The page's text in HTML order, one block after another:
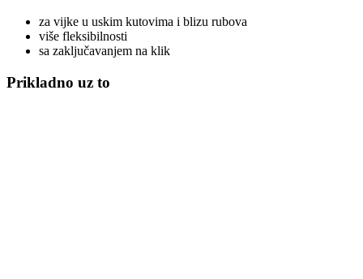
za vijke u uskim kutovima i blizu rubova
više fleksibilnosti
sa zaključavanjem na klik
Prikladno uz to